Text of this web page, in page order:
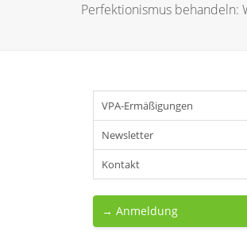
Perfektionismus behandeln:
VPA-Ermäßigungen
Newsletter
Kontakt
→ Anmeldung